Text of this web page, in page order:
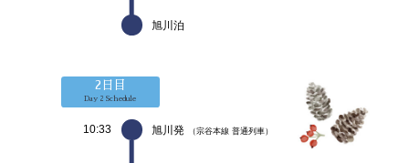
旭川泊
2日目
Day 2 Schedule
10:33 旭川発 （宗谷本線 普通列車）